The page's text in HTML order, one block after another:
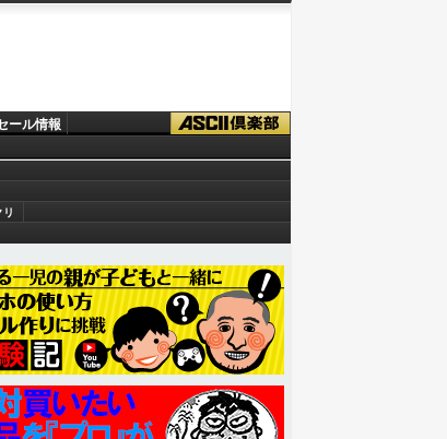
ール情報
リ